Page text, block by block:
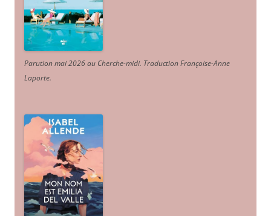
Parution mai 2026 au Cherche-midi. Traduction Françoise-Anne
Laporte.